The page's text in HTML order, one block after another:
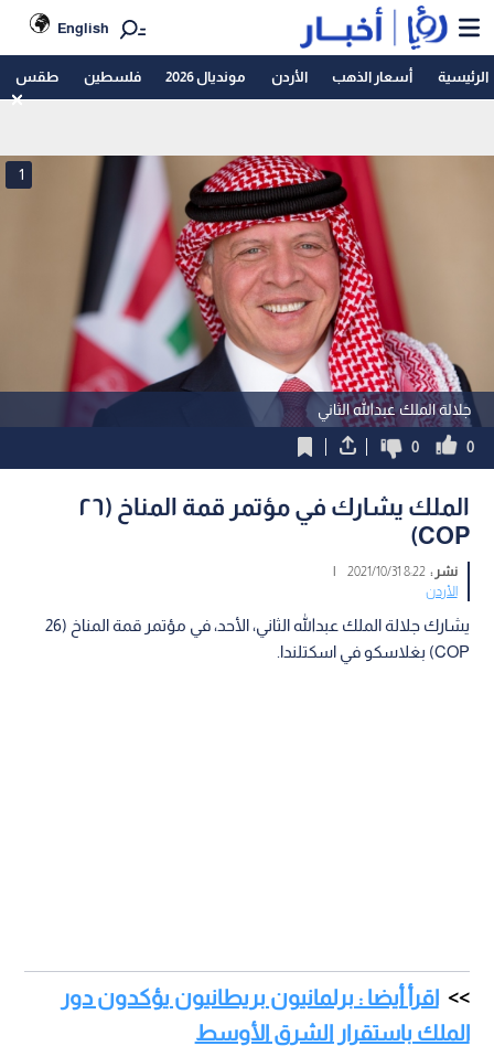
English
الرئيسية أسعار الذهب الأردن مونديال 2026 فلسطين طقس
جلالة الملك عبدالله الثاني
1
0
0
الملك يشارك في مؤتمر قمة المناخ (٢٦
COP)
نشر :8:22 2021/10/31
|
الأردن
يشارك جلالة الملك عبدالله الثاني، الأحد، في مؤتمر قمة المناخ (26
COP) بغلاسكو في اسكتلندا.
اقرأ أيضا : برلمانيون بريطانيون يؤكدون دور
الملك باستقرار الشرق الأوسط